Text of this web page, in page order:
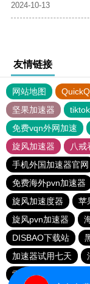
2024-10-13
友情链接
网站地图 QuickQ
坚果加速器
免费vqn外网加速
旋风加速器
八戒
手机外国加速器官网
免费海外pvn加速器
旋风加速度器
苹
旋风pvn加速器
DISBAO下载站
加速器试用七天
雷霆vp加速器